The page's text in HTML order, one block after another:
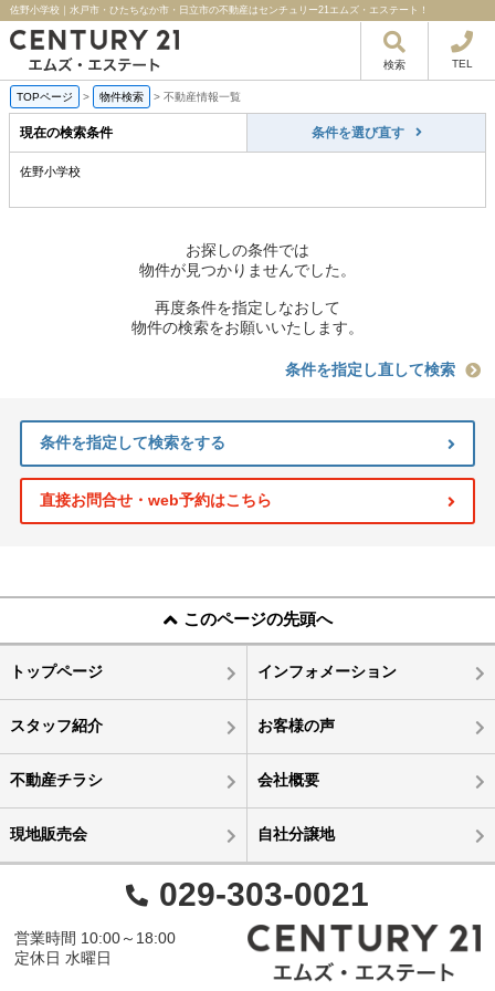
佐野小学校｜水戸市・ひたちなか市・日立市の不動産はセンチュリー21エムズ・エステート！
検索 TEL
TOPページ > 物件検索 > 不動産情報一覧
現在の検索条件 条件を選び直す
佐野小学校
お探しの条件では
物件が見つかりませんでした。
再度条件を指定しなおして
物件の検索をお願いいたします。
条件を指定し直して検索
条件を指定して検索をする
直接お問合せ・web予約はこちら
このページの先頭へ
トップページ インフォメーション
スタッフ紹介 お客様の声
不動産チラシ 会社概要
現地販売会 自社分譲地
029-303-0021
営業時間 10:00～18:00
定休日 水曜日